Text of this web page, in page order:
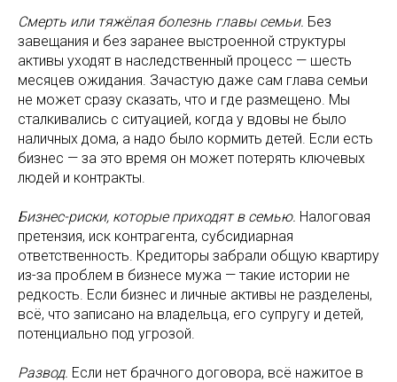
Смерть или тяжёлая болезнь главы семьи. Без
завещания и без заранее выстроенной структуры
активы уходят в наследственный процесс — шесть
месяцев ожидания. Зачастую даже сам глава семьи
не может сразу сказать, что и где размещено. Мы
сталкивались с ситуацией, когда у вдовы не было
наличных дома, а надо было кормить детей. Если есть
бизнес — за это время он может потерять ключевых
людей и контракты.
Бизнес-риски, которые приходят в семью. Налоговая
претензия, иск контрагента, субсидиарная
ответственность. Кредиторы забрали общую квартиру
из-за проблем в бизнесе мужа — такие истории не
редкость. Если бизнес и личные активы не разделены,
всё, что записано на владельца, его супругу и детей,
потенциально под угрозой.
Развод. Если нет брачного договора, всё нажитое в